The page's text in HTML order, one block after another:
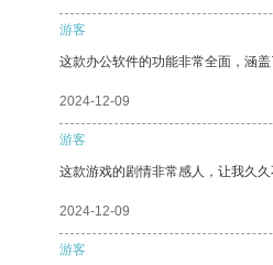
游客
这款办公软件的功能非常全面，涵
2024-12-09
游客
这款游戏的剧情非常感人，让我久久
2024-12-09
游客